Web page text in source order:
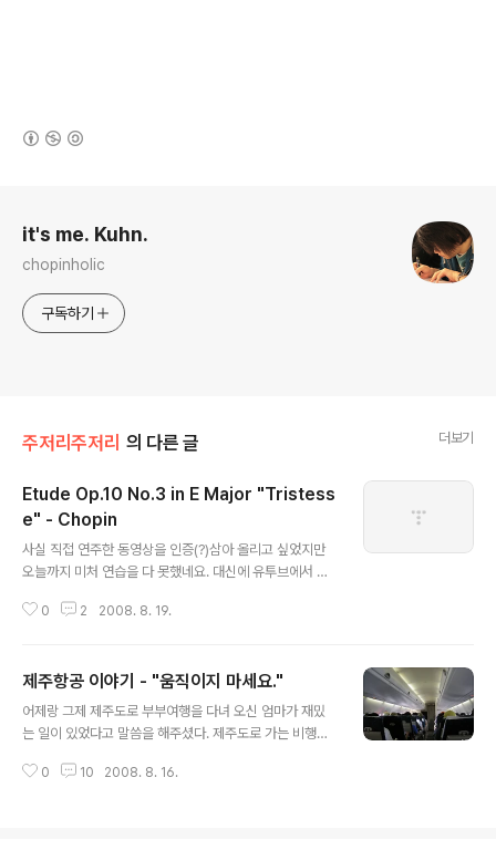
it's me. Kuhn.
chopinholic
구독하기
주저리주저리 의 다른 글 더보기
Etude Op.10 No.3 in E Major "Tristess
e" - Chopin
사실 직접 연주한 동영상을 인증(?)삼아 올리고 싶었지만
오늘까지 미처 연습을 다 못했네요. 대신에 유투브에서 업
아보았습니다. 뭐. 사실 제가 치는 것보단 백만배(아니 그
을까요..) 대학생이 되고 나서야 뒤늦게 다시 피아노를 치기
시작했다. 대신 그때부터는 (어느 정도 가능한 범위내에서)
치고 싶은 곡 위주로만 치다 보니 어렸을 때 보단 덜 질리고
고를 때 뭔가 체계적으로 선택한다기보다는 별다른 이유없
0 2 2008. 8. 19.
제주항공 이야기 - "움직이지 마세요."
어제랑 그제 제주도로 부부여행을 다녀 오신 엄마가 재밌
는 일이 있었다고 말씀을 해주셨다. 제주도로 가는 비행기
시 불안해 하지는 않을까 걱정했었는데 그 부분이었다. (우
0 10 2008. 8. 16.